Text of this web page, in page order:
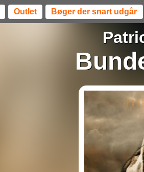
Outlet Bøger der snart udgår